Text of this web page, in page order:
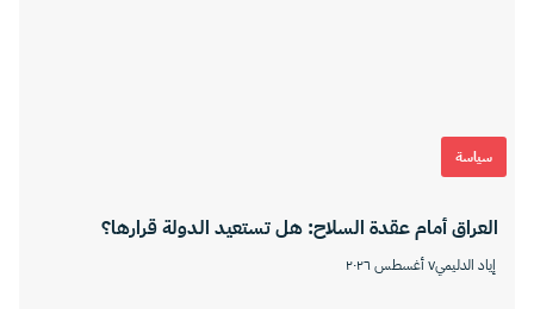
سياسة
العراق أمام عقدة السلاح: هل تستعيد الدولة قرارها؟
إياد الدليمي٧ أغسطس ٢٠٢٦